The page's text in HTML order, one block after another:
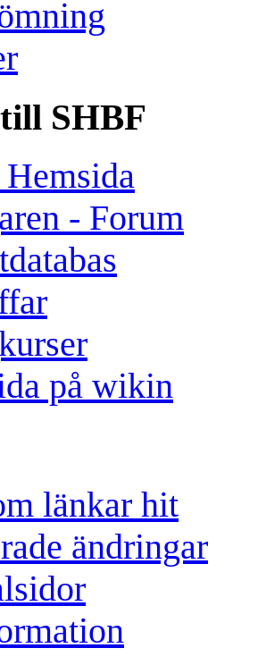
SHBF
- Forum
på wikin
länkar hit
ändringar